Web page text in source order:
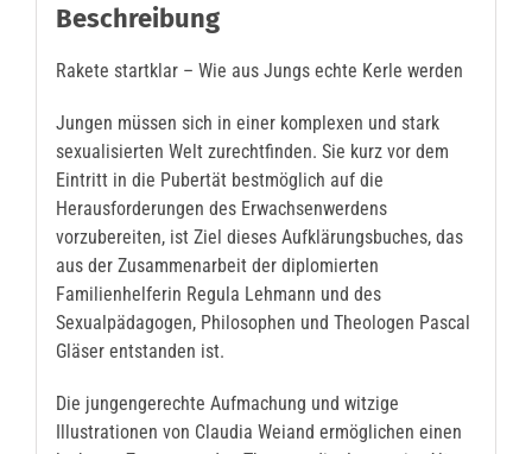
Beschreibung
Rakete startklar – Wie aus Jungs echte Kerle werden
Jungen müssen sich in einer komplexen und stark
sexualisierten Welt zurechtfinden. Sie kurz vor dem
Eintritt in die Pubertät bestmöglich auf die
Herausforderungen des Erwachsenwerdens
vorzubereiten, ist Ziel dieses Aufklärungsbuches, das
aus der Zusammenarbeit der diplomierten
Familienhelferin Regula Lehmann und des
Sexualpädagogen, Philosophen und Theologen Pascal
Gläser entstanden ist.
Die jungengerechte Aufmachung und witzige
Illustrationen von Claudia Weiand ermöglichen einen